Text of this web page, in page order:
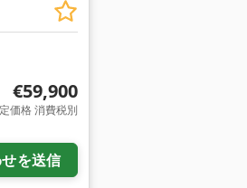
€59,900
価格 消費税別
を送信